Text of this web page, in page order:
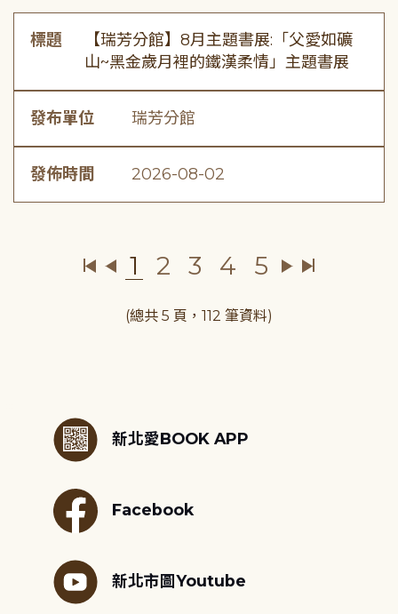
標題
【瑞芳分館】8月主題書展:「父愛如礦
山~黑金歲月裡的鐵漢柔情」主題書展
發布單位 瑞芳分館
發佈時間 2026-08-02
1 2 3 4 5
(總共 5 頁，112 筆資料)
新北愛BOOK APP
Facebook
新北市圖Youtube